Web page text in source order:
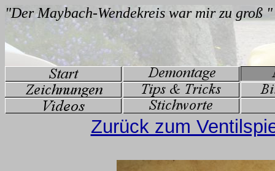
Zurück zum